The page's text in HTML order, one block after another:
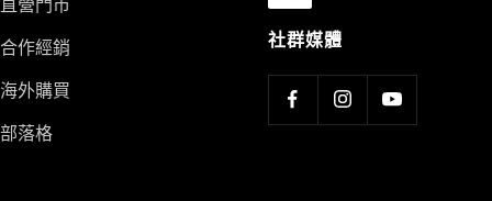
合作經銷
海外購買
部落格
社群媒體